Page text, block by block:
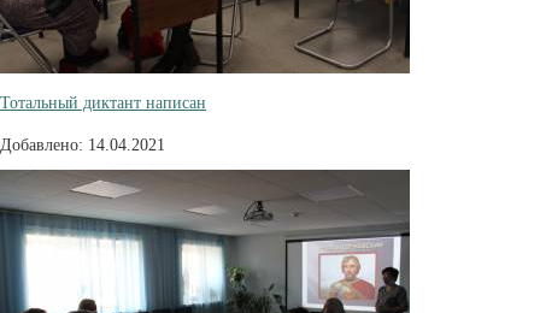
Тотальный диктант написан
Добавлено: 14.04.2021